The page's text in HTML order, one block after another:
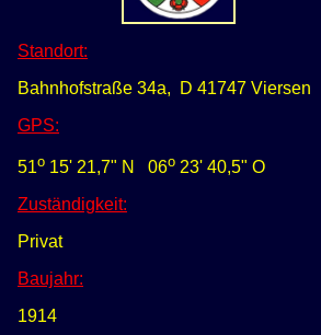
Standort:
Bahnhofstraße 34a, D 41747 Viersen
GPS:
51o 15' 21,7" N 06o 23' 40,5" O
Zuständigkeit:
Privat
Baujahr:
1914